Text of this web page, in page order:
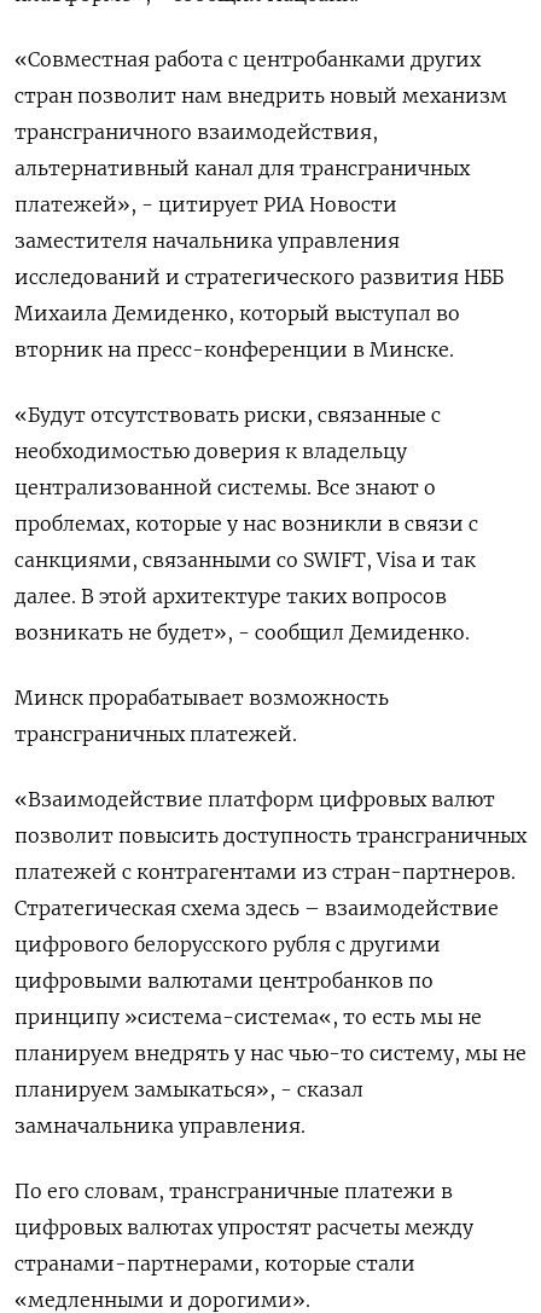
«Совместная работа с центробанками других
стран позволит нам внедрить новый механизм
трансграничного взаимодействия,
альтернативный канал для трансграничных
платежей», - цитирует РИА Новости
заместителя начальника управления
исследований и стратегического развития НББ
Михаила Демиденко, который выступал во
вторник на пресс-конференции в Минске.
«Будут отсутствовать риски, связанные с
необходимостью доверия к владельцу
централизованной системы. Все знают о
проблемах, которые у нас возникли в связи с
санкциями, связанными со SWIFT, Visa и так
далее. В этой архитектуре таких вопросов
возникать не будет», - сообщил Демиденко.
Минск прорабатывает возможность
трансграничных платежей.
«Взаимодействие платформ цифровых валют
позволит повысить доступность трансграничных
платежей с контрагентами из стран-партнеров.
Стратегическая схема здесь – взаимодействие
цифрового белорусского рубля с другими
цифровыми валютами центробанков по
принципу »система-система«, то есть мы не
планируем внедрять у нас чью-то систему, мы не
планируем замыкаться», - сказал
замначальника управления.
По его словам, трансграничные платежи в
цифровых валютах упростят расчеты между
странами-партнерами, которые стали
«медленными и дорогими».